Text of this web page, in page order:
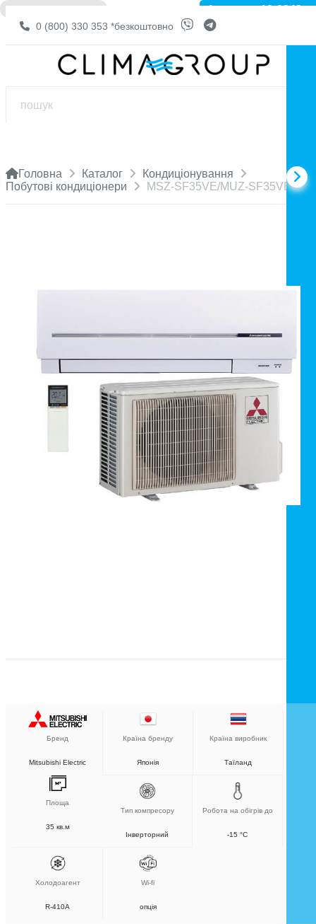
0 (800) 330 353 *безкоштовно
Головна Каталог
Кондиціонування
Побутові кондиціонери
MSZ-SF35VE/MUZ-SF35VE
Артикул: 10-0943
❌ НЕМА В НАЯВНОСТІ
Бренд
Mitsubishi Electric
Країна бренду
Японія
Країна виробник
Таїланд
Площа
35 кв.м
Тип компресору
Інверторний
Робота на обігрів до
-15 °C
Холодоагент
R-410A
Wi-fi
опція